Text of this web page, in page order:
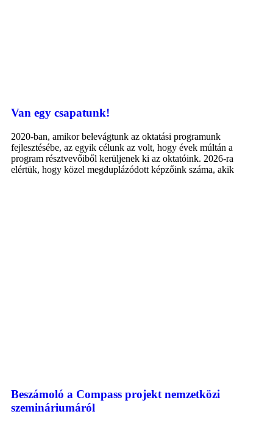
Van egy csapatunk!
2020-ban, amikor belevágtunk az oktatási programunk
fejlesztésébe, az egyik célunk az volt, hogy évek múltán a
program résztvevőiből kerüljenek ki az oktatóink. 2026-ra
elértük, hogy közel megduplázódott képzőink száma, akik
Beszámoló a Compass projekt nemzetközi
szemináriumáról